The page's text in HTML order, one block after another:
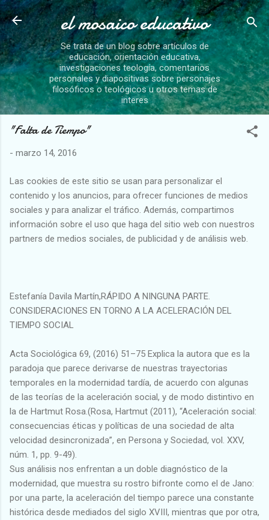
Ir al contenido principal
el mosaico educativo
Se trata de un blog sobre artículos de
educación, orientación educativa,
investigaciones teología, comentarios
personales y diapositivas sobre personajes
filosóficos o teológicos u otros temas de
interes
"Falta de Tiempo"
- marzo 14, 2016
Las cookies de este sitio se usan para personalizar el
contenido y los anuncios, para ofrecer funciones de medios
sociales y para analizar el tráfico. Además, compartimos
información sobre el uso que haga del sitio web con nuestros
partners de medios sociales, de publicidad y de análisis web.
Estefanía Davila Martín,RÁPIDO A NINGUNA PARTE.
CONSIDERACIONES EN TORNO A LA ACELERACIÓN DEL
TIEMPO SOCIAL
Acta Sociológica 69, (2016) 51–75 Explica la autora que es la
paradoja que parece derivarse de nuestras trayectorias
temporales en la modernidad tardía, de acuerdo con algunas
de las teorías de la aceleración social, y de modo distintivo en
la de Hartmut Rosa.(Rosa, Hartmut (2011), “Aceleración social:
consecuencias éticas y políticas de una sociedad de alta
velocidad desincronizada”, en Persona y Sociedad, vol. XXV,
núm. 1, pp. 9-49).
Sus análisis nos enfrentan a un doble diagnóstico de la
modernidad, que muestra su rostro bifronte como el de Jano:
por una parte, la aceleración del tiempo parece una constante
histórica desde mediados del siglo XVIII, mientras que por otra,